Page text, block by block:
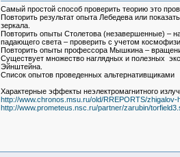
Самый простой способ проверить теорию это
Повторить результат опыта Лебедева или
зеркала.
Повторить опыты Столетова (незавершенные) –
падающего света – проверить с учетом
Повторить опыты профессора Мышкина –
Существует множество наглядных и полезных
Эйнштейна.
Список опытов проведенных альтернативщиками
Характерные эффекты неэлектромагнитного
http://www.chronos.msu.ru/old/RREPORTS/
http://www.prometeus.nsc.ru/partner/zarubin/